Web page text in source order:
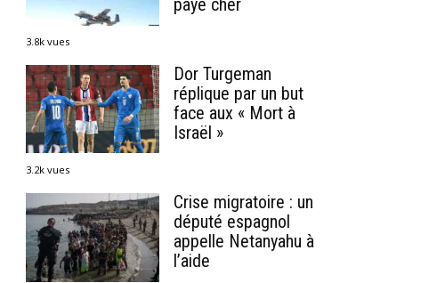
paye cher
3.8k vues
Dor Turgeman
réplique par un but
face aux « Mort à
Israël »
3.2k vues
Crise migratoire : un
député espagnol
appelle Netanyahu à
l’aide